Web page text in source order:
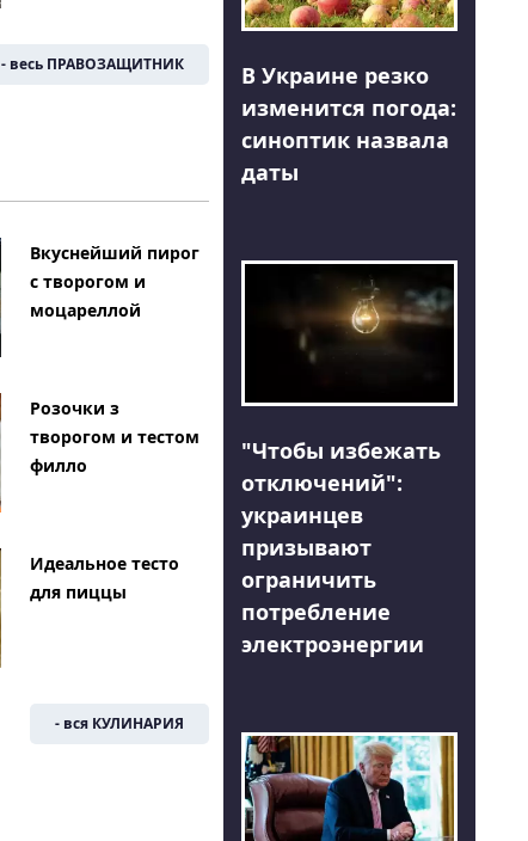
- весь ПРАВОЗАЩИТНИК
Вкуснейший пирог
с творогом и
моцареллой
Розочки з
творогом и тестом
филло
Идеальное тесто
для пиццы
- вся КУЛИНАРИЯ
В Украине резко
изменится погода:
синоптик назвала
даты
"Чтобы избежать
отключений":
украинцев
призывают
ограничить
потребление
электроэнергии